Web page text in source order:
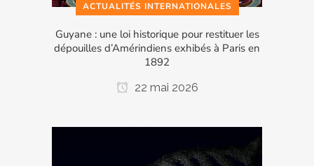
ACTUALITÉS INTERNATIONALES
Guyane : une loi historique pour restituer les
dépouilles d’Amérindiens exhibés à Paris en
1892
22 mai 2026